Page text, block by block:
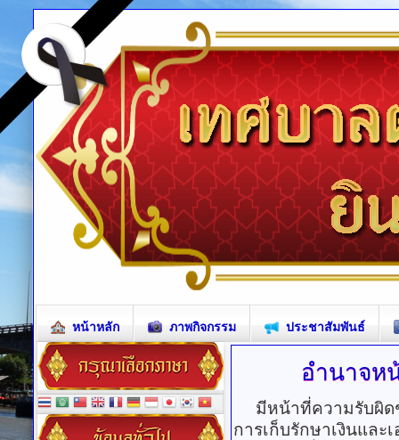
หน้าหลัก ภาพกิจกรรม ประชาสัมพันธ์
อำนาจห
มีหน้าที่ความรับผิดช
การเก็บรักษาเงินและ